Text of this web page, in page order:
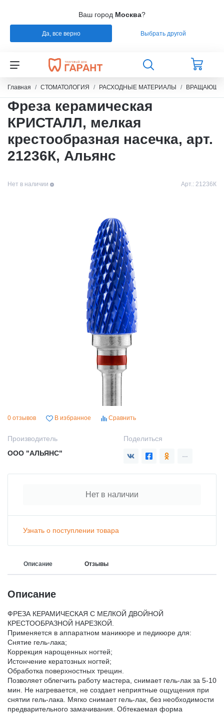
Ваш город Москва?
Да, все верно Выбрать другой
Главная СТОМАТОЛОГИЯ РАСХОДНЫЕ МАТЕРИАЛЫ
Фреза керамическая
КРИСТАЛЛ, мелкая
крестообразная насечка, арт.
21236К, Альянс
Нет в наличии Арт.: 21236К
0 отзывов В избранное Сравнить
Производитель
ООО "АЛЬЯНС"
Поделиться
Нет в наличии
Узнать о поступлении товара
Описание Отзывы
Описание
ФРЕЗА КЕРАМИЧЕСКАЯ С МЕЛКОЙ ДВОЙНОЙ
КРЕСТООБРАЗНОЙ НАРЕЗКОЙ.
Применяется в аппаратном маникюре и педикюре для:
Снятие гель-лака;
Коррекция нарощенных ногтей;
Истончение кератозных ногтей;
Обработка поверхностных трещин.
Позволяет облегчить работу мастера, снимает гель-лак за 5-10
мин. Не нагревается, не создает неприятные ощущения при
снятии гель-лака. Мягко снимает гель-лак, без необходимости
предварительного замачивания. Обтекаемая форма